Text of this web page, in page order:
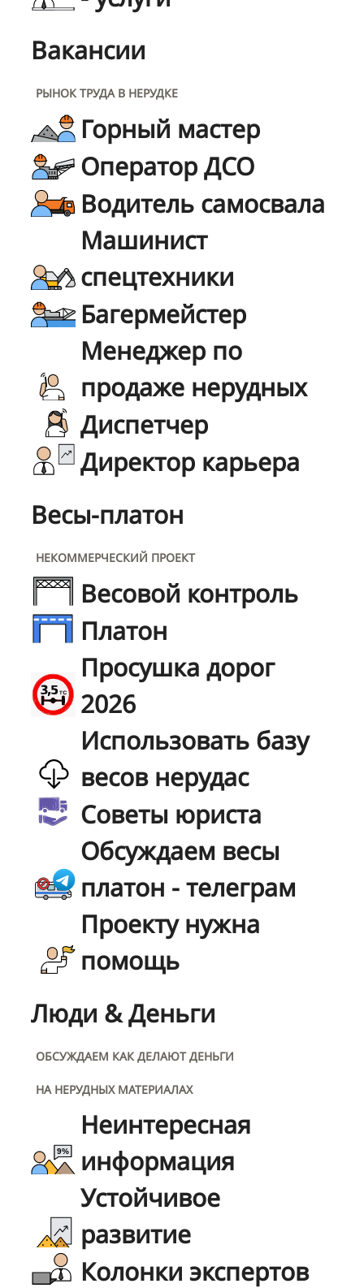
Вакансии
РЫНОК ТРУДА В НЕРУДКЕ
Горный мастер
Оператор ДСО
Водитель самосвала
Машинист
спецтехники
Багермейстер
Менеджер по
продаже нерудных
Диспетчер
Директор карьера
Весы-платон
НЕКОММЕРЧЕСКИЙ ПРОЕКТ
Весовой контроль
Платон
Просушка дорог
2026
Использовать базу
весов нерудас
Советы юриста
Обсуждаем весы
платон - телеграм
Проекту нужна
помощь
Люди & Деньги
ОБСУЖДАЕМ КАК ДЕЛАЮТ ДЕНЬГИ
НА НЕРУДНЫХ МАТЕРИАЛАХ
Неинтересная
информация
Устойчивое
развитие
Колонки экспертов